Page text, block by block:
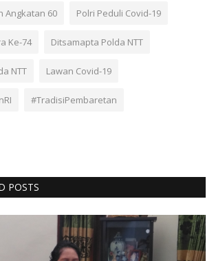
Angkatan 60 Polri Peduli Covid-19
Ke-74 Ditsamapta Polda NTT
NTT Lawan Covid-19
#TradisiPembaretan
POSTS